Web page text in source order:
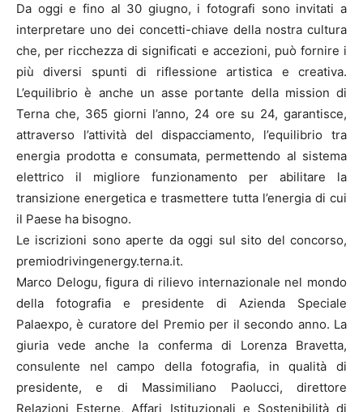
Da oggi e fino al 30 giugno, i fotografi sono invitati a
interpretare uno dei concetti-chiave della nostra cultura
che, per ricchezza di significati e accezioni, può fornire i
più diversi spunti di riflessione artistica e creativa.
L’equilibrio è anche un asse portante della mission di
Terna che, 365 giorni l’anno, 24 ore su 24, garantisce,
attraverso l’attività del dispacciamento, l’equilibrio tra
energia prodotta e consumata, permettendo al sistema
elettrico il migliore funzionamento per abilitare la
transizione energetica e trasmettere tutta l’energia di cui
il Paese ha bisogno.
Le iscrizioni sono aperte da oggi sul sito del concorso,
premiodrivingenergy.terna.it.
Marco Delogu, figura di rilievo internazionale nel mondo
della fotografia e presidente di Azienda Speciale
Palaexpo, è curatore del Premio per il secondo anno. La
giuria vede anche la conferma di Lorenza Bravetta,
consulente nel campo della fotografia, in qualità di
presidente, e di Massimiliano Paolucci, direttore
Relazioni Esterne, Affari Istituzionali e Sostenibilità di